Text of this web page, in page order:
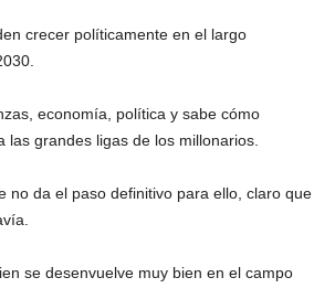
crecer políticamente en el largo
economía, política y sabe cómo
grandes ligas de los millonarios.
no da el paso definitivo para ello, claro que
se desenvuelve muy bien en el campo